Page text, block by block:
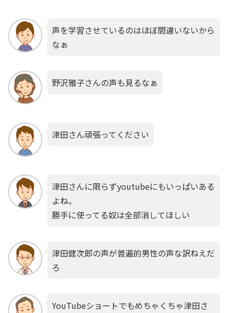
声を学習させているのはほぼ間違いないから
なぁ
野沢雅子さんの声も見るなぁ
津田さん頑張ってください
津田さんに限らずyoutubeにもいっぱいある
よね。
勝手に使ってる奴は全部消してほしい
津田健次郎の声が普遍的男性の声な訳ねえだ
ろ
YouTubeショートでもめちゃくちゃ津田さ